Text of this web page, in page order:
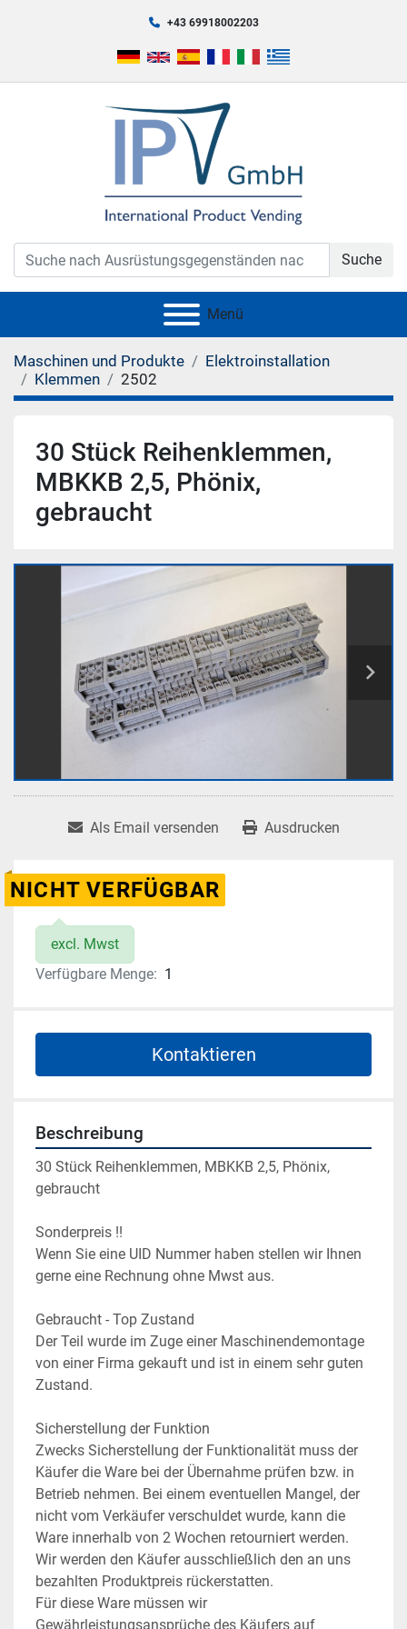
+43 69918002203
Suche
Menü
Maschinen und Produkte
Elektroinstallation
Klemmen
2502
30 Stück Reihenklemmen,
MBKKB 2,5, Phönix,
gebraucht
Als Email versenden Ausdrucken
NICHT VERFÜGBAR
excl. Mwst
Verfügbare Menge: 1
Kontaktieren
Beschreibung
30 Stück Reihenklemmen, MBKKB 2,5, Phönix,
gebraucht
Sonderpreis !!
Wenn Sie eine UID Nummer haben stellen wir Ihnen
gerne eine Rechnung ohne Mwst aus.
Gebraucht - Top Zustand
Der Teil wurde im Zuge einer Maschinendemontage
von einer Firma gekauft und ist in einem sehr guten
Zustand.
Sicherstellung der Funktion
Zwecks Sicherstellung der Funktionalität muss der
Käufer die Ware bei der Übernahme prüfen bzw. in
Betrieb nehmen. Bei einem eventuellen Mangel, der
nicht vom Verkäufer verschuldet wurde, kann die
Ware innerhalb von 2 Wochen retourniert werden.
Wir werden den Käufer ausschließlich den an uns
bezahlten Produktpreis rückerstatten.
Für diese Ware müssen wir
Gewährleistungsansprüche des Käufers auf